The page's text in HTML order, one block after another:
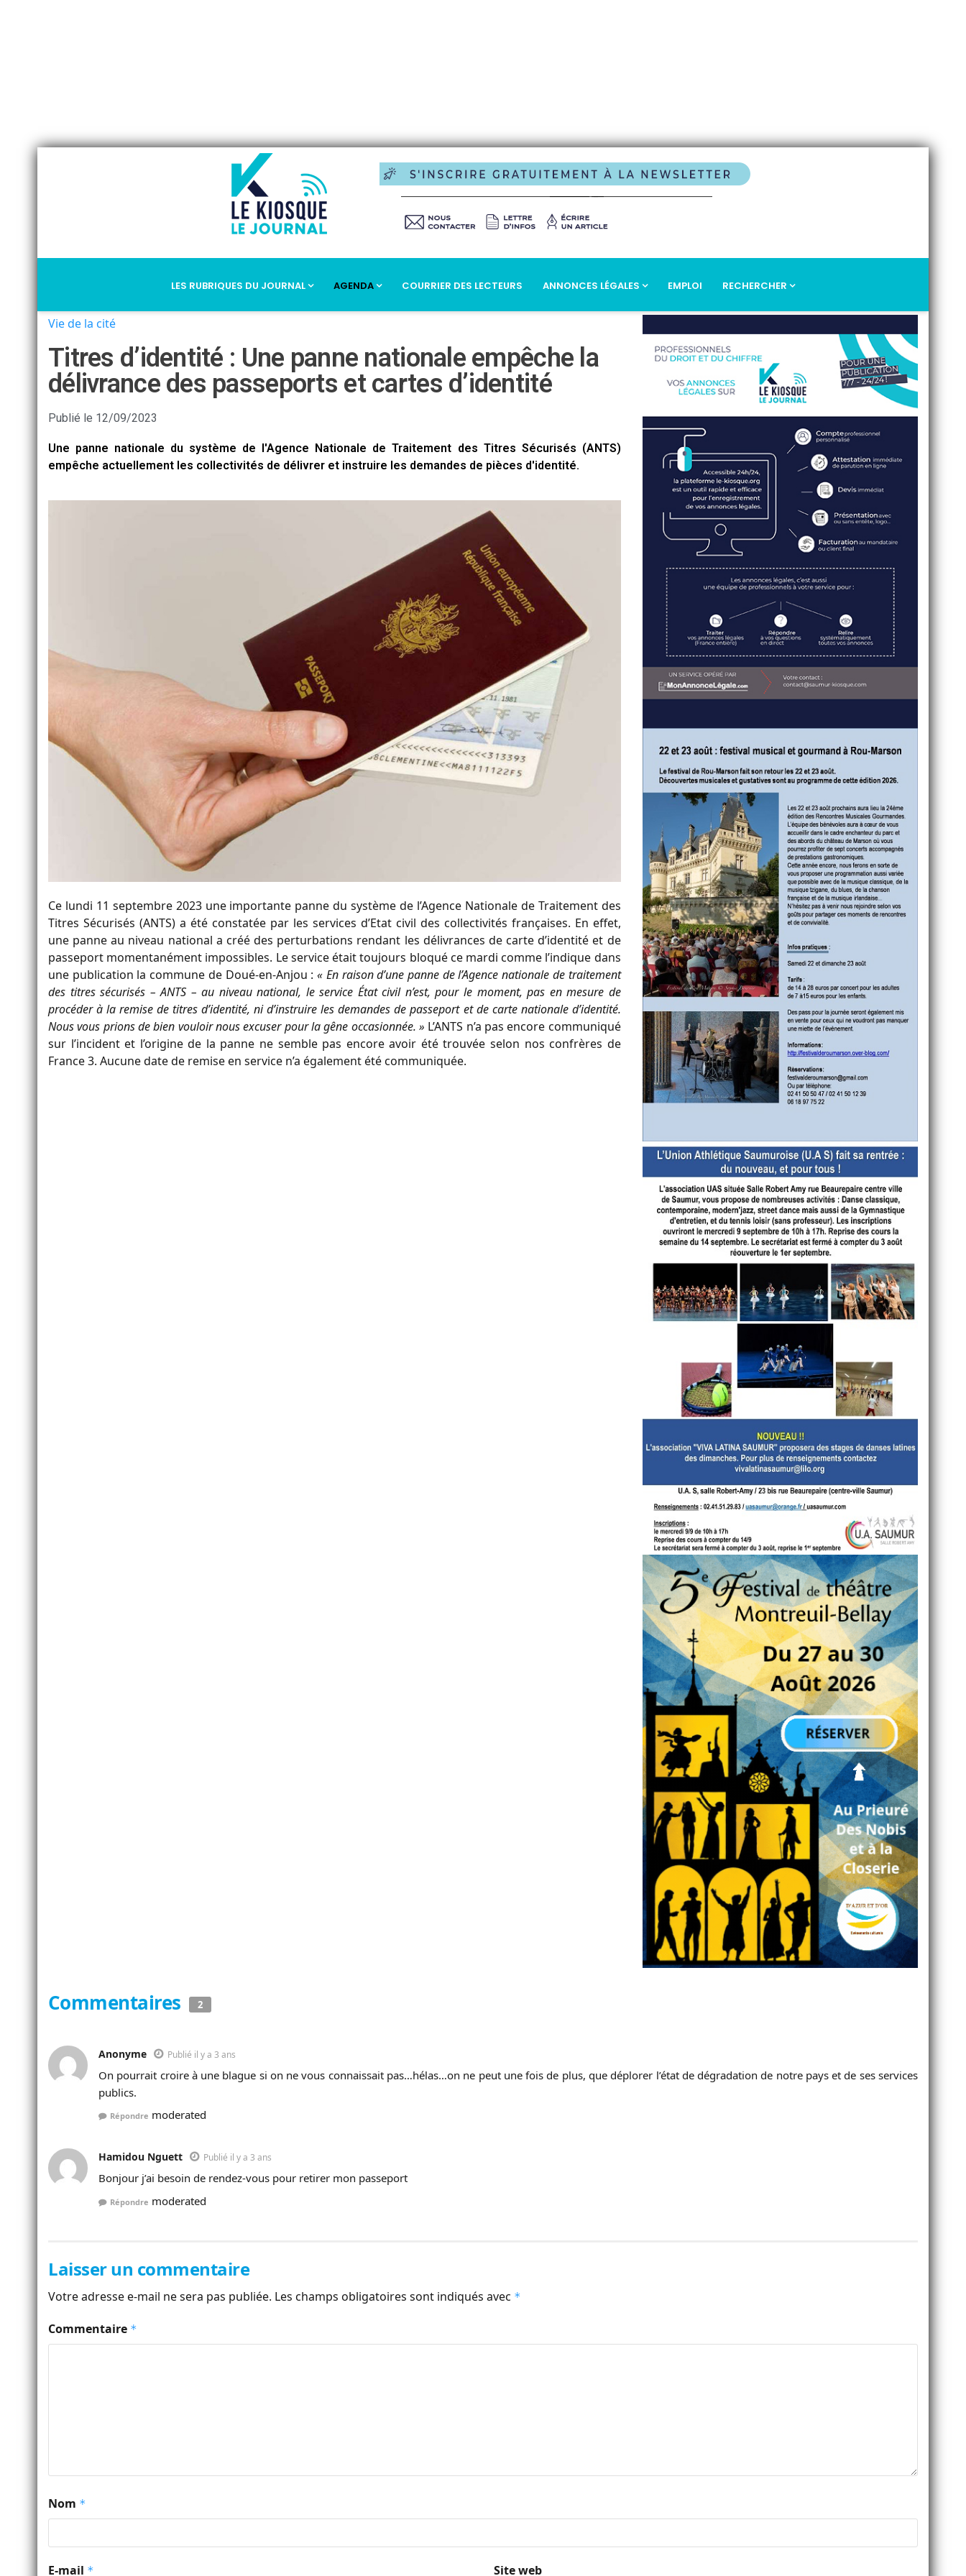
LES RUBRIQUES DU JOURNAL AGENDA COURRIER DES LECTEURS ANNONCES LÉGALES EMPLOI RECHERCHER
Vie de la cité
Titres d’identité : Une panne nationale empêche la
délivrance des passeports et cartes d’identité
Publié le 12/09/2023
Une panne nationale du système de l'Agence Nationale de Traitement des Titres Sécurisés (ANTS)
empêche actuellement les collectivités de délivrer et instruire les demandes de pièces d'identité.
Ce lundi 11 septembre 2023 une importante panne du système de l’Agence Nationale de Traitement des
Titres Sécurisés (ANTS) a été constatée par les services d’Etat civil des collectivités françaises. En effet,
une panne au niveau national a créé des perturbations rendant les délivrances de carte d’identité et de
passeport momentanément impossibles. Le service était toujours bloqué ce mardi comme l’indique dans
une publication la commune de Doué-en-Anjou :« En raison d’une panne de l’Agence nationale de traitement
des titres sécurisés – ANTS – au niveau national, le service État civil n’est, pour le moment, pas en mesure de
procéder à la remise de titres d’identité, ni d’instruire les demandes de passeport et de carte nationale d’identité.
Nous vous prions de bien vouloir nous excuser pour la gêne occasionnée. » L’ANTS n’a pas encore communiqué
sur l’incident et l’origine de la panne ne semble pas encore avoir été trouvée selon nos confrères de
France 3. Aucune date de remise en service n’a également été communiquée.
Commentaires 2
Anonyme Publié il y a 3 ans
On pourrait croire à une blague si on ne vous connaissait pas…hélas…on ne peut une fois de plus, que déplorer l’état de dégradation de notre pays et de ses services
publics.
Répondre moderated
Hamidou Nguett Publié il y a 3 ans
Bonjour j’ai besoin de rendez-vous pour retirer mon passeport
Répondre moderated
Laisser un commentaire
Votre adresse e-mail ne sera pas publiée. Les champs obligatoires sont indiqués avec *
Commentaire *
Nom *
E-mail * Site web